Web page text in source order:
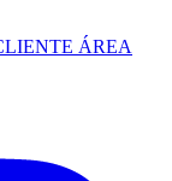
ÁREA